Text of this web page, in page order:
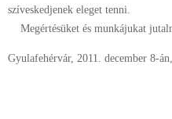
szíveskedjenek eleget tenni.
Megértésüket és munkájukat
Gyulafehérvár, 2011. december 8-